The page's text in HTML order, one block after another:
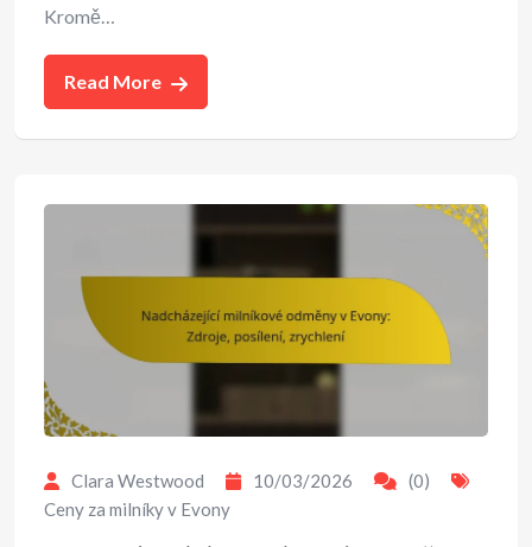
Kromě…
Read More
Clara Westwood 10/03/2026
(0)
Ceny za milníky v Evony